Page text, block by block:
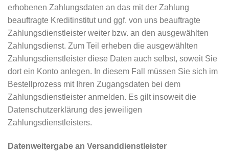
erhobenen Zahlungsdaten an das mit der Zahlung
beauftragte Kreditinstitut und ggf. von uns beauftragte
Zahlungsdienstleister weiter bzw. an den ausgewählten
Zahlungsdienst. Zum Teil erheben die ausgewählten
Zahlungsdienstleister diese Daten auch selbst, soweit Sie
dort ein Konto anlegen. In diesem Fall müssen Sie sich im
Bestellprozess mit Ihren Zugangsdaten bei dem
Zahlungsdienstleister anmelden. Es gilt insoweit die
Datenschutzerklärung des jeweiligen
Zahlungsdienstleisters.
Datenweitergabe an Versanddienstleister